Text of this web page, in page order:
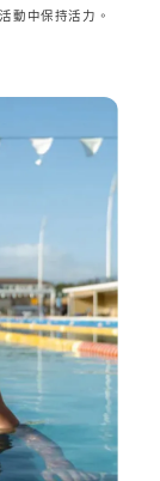
動中保持活力。